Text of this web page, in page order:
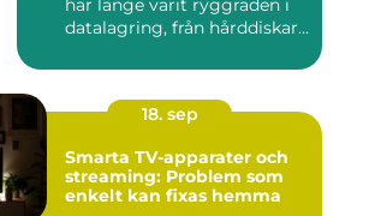
har länge varit ryggraden i
datalagring, från hårddiskar...
18. sep
Smarta TV-apparater och
streaming: Problem som
enkelt kan fixas hemma